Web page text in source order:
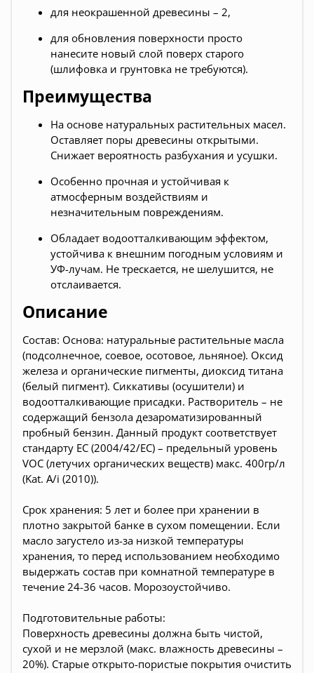
для неокрашенной древесины – 2,
для обновления поверхности просто
нанесите новый слой поверх старого
(шлифовка и грунтовка не требуются).
Преимущества
На основе натуральных растительных масел.
Оставляет поры древесины открытыми.
Снижает вероятность разбухания и усушки.
Особенно прочная и устойчивая к
атмосферным воздействиям и
незначительным повреждениям.
Обладает водоотталкивающим эффектом,
устойчива к внешним погодным условиям и
УФ-лучам. Не трескается, не шелушится, не
отслаивается.
Описание
Состав: Основа: натуральные растительные масла
(подсолнечное, соевое, осотовое, льняное). Оксид
железа и органические пигменты, диоксид титана
(белый пигмент). Сиккативы (осушители) и
водоотталкивающие присадки. Растворитель – не
содержащий бензола дезароматизированный
пробный бензин. Данный продукт соответствует
стандарту EC (2004/42/EC) – предельный уровень
VOC (летучих органических веществ) макс. 400гр/л
(Kat. A/i (2010)).
Срок хранения: 5 лет и более при хранении в
плотно закрытой банке в сухом помещении. Если
масло загустело из-за низкой температуры
хранения, то перед использованием необходимо
выдержать состав при комнатной температуре в
течение 24-36 часов. Морозоустойчиво.
Подготовительные работы:
Поверхность древесины должна быть чистой,
сухой и не мерзлой (макс. влажность древесины –
20%). Старые открыто-пористые покрытия очистить